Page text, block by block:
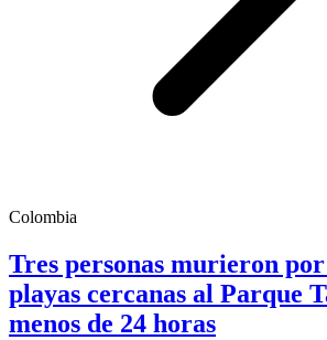
Colombia
Tres personas murieron
playas cercanas al Parque
menos de 24 horas